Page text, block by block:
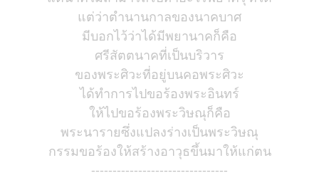
แต่ว่าตำนานกาลของนาคบาศ
มีบอกไว้ว่าได้มีพยานาคก็คือ
ศรีสัตตนาคที่เป็นบริวาร
ของพระศิวะที่อยู่บนคอพระศิวะ
ได้ทำการไปขอร้องพระอินทร์
ให้ไปขอร้องพระวิษณุก็คือ
พระนารายซึ่งแปลงร่างเป็นพระวิษณุ
กรรมขอร้องให้สร้างอาวุธขึ้นมาให้แก่ตน
--------------------------------